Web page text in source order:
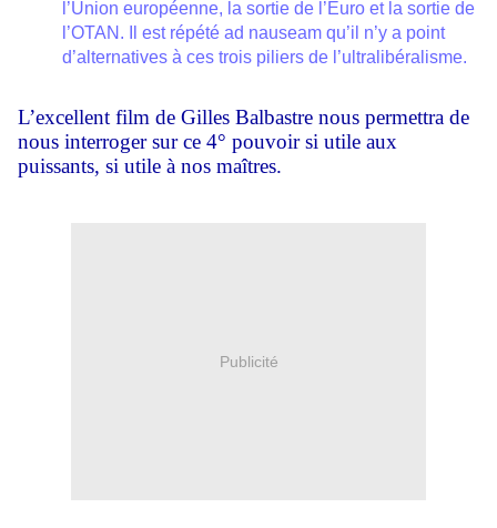
l’Union européenne, la sortie de l’Euro et la sortie de
l’OTAN. Il est répété ad nauseam qu’il n’y a point
d’alternatives à ces trois piliers de l’ultralibéralisme.
L’excellent film de Gilles Balbastre nous permettra de
nous interroger sur ce 4° pouvoir si utile aux
puissants, si utile à nos maîtres.
Publicité